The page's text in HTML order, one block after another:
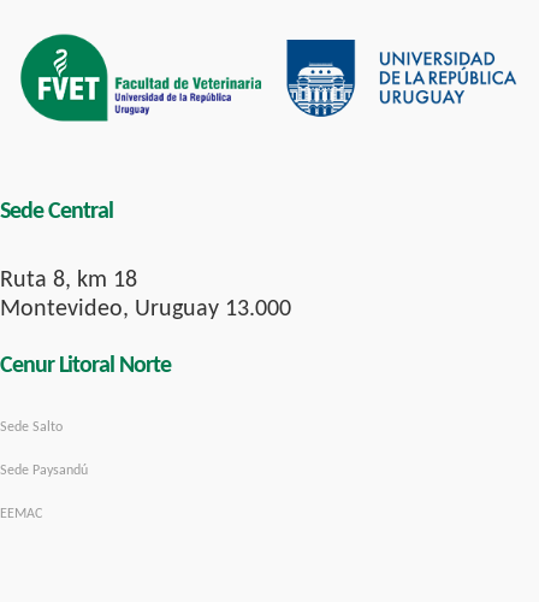
Sede Central
Ruta 8, km 18
Montevideo, Uruguay 13.000
Cenur Litoral Norte
Sede Salto
Sede Paysandú
EEMAC